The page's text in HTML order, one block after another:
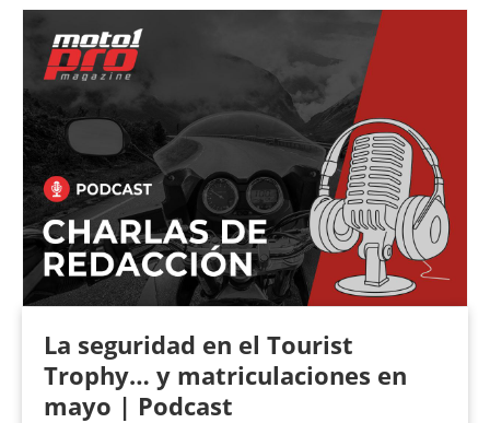
La seguridad en el Tourist
Trophy… y matriculaciones en
mayo | Podcast